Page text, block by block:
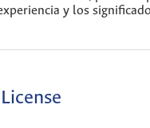
y los
License